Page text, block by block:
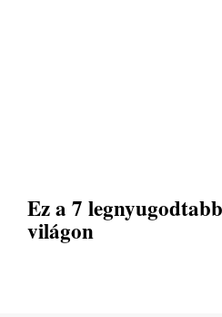
Ez a 7
világon